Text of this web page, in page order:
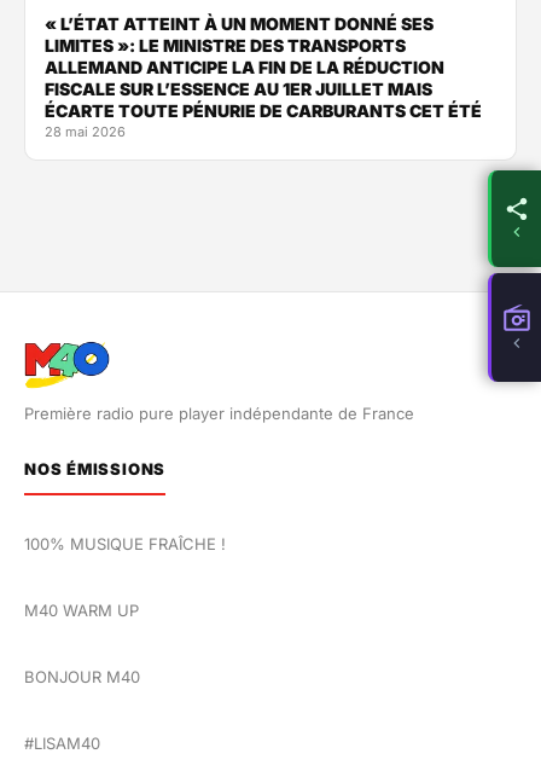
« L’ÉTAT ATTEINT À UN MOMENT DONNÉ SES
LIMITES »: LE MINISTRE DES TRANSPORTS
ALLEMAND ANTICIPE LA FIN DE LA RÉDUCTION
FISCALE SUR L’ESSENCE AU 1ER JUILLET MAIS
ÉCARTE TOUTE PÉNURIE DE CARBURANTS CET ÉTÉ
28 mai 2026
Première radio pure player indépendante de France
NOS ÉMISSIONS
100% MUSIQUE FRAÎCHE !
M40 WARM UP
BONJOUR M40
#LISAM40